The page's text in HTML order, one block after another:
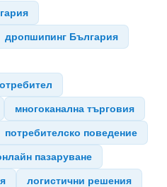
дропшипинг България
многоканална търговия
потребителско поведение
пазаруване
логистични решения